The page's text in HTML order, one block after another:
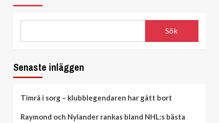
Sök
Senaste inläggen
Timrå i sorg – klubblegendaren har gått bort
Raymond och Nylander rankas bland NHL:s bästa